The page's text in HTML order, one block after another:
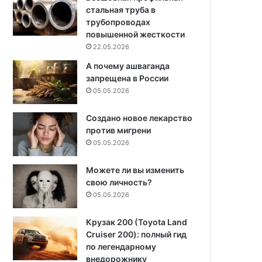
стальная труба в
трубопроводах
повышенной жесткости
22.05.2026
А почему ашваганда
запрещена в России
05.05.2026
Создано новое лекарство
против мигрени
05.05.2026
Можете ли вы изменить
свою личность?
05.05.2026
Крузак 200 (Toyota Land
Cruiser 200): полный гид
по легендарному
внедорожнику